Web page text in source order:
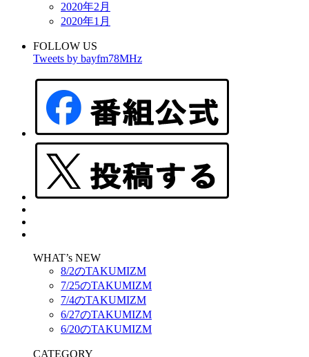
2020年2月
2020年1月
FOLLOW US
Tweets by bayfm78MHz
WHAT’s NEW
8/2のTAKUMIZM
7/25のTAKUMIZM
7/4のTAKUMIZM
6/27のTAKUMIZM
6/20のTAKUMIZM
CATEGORY